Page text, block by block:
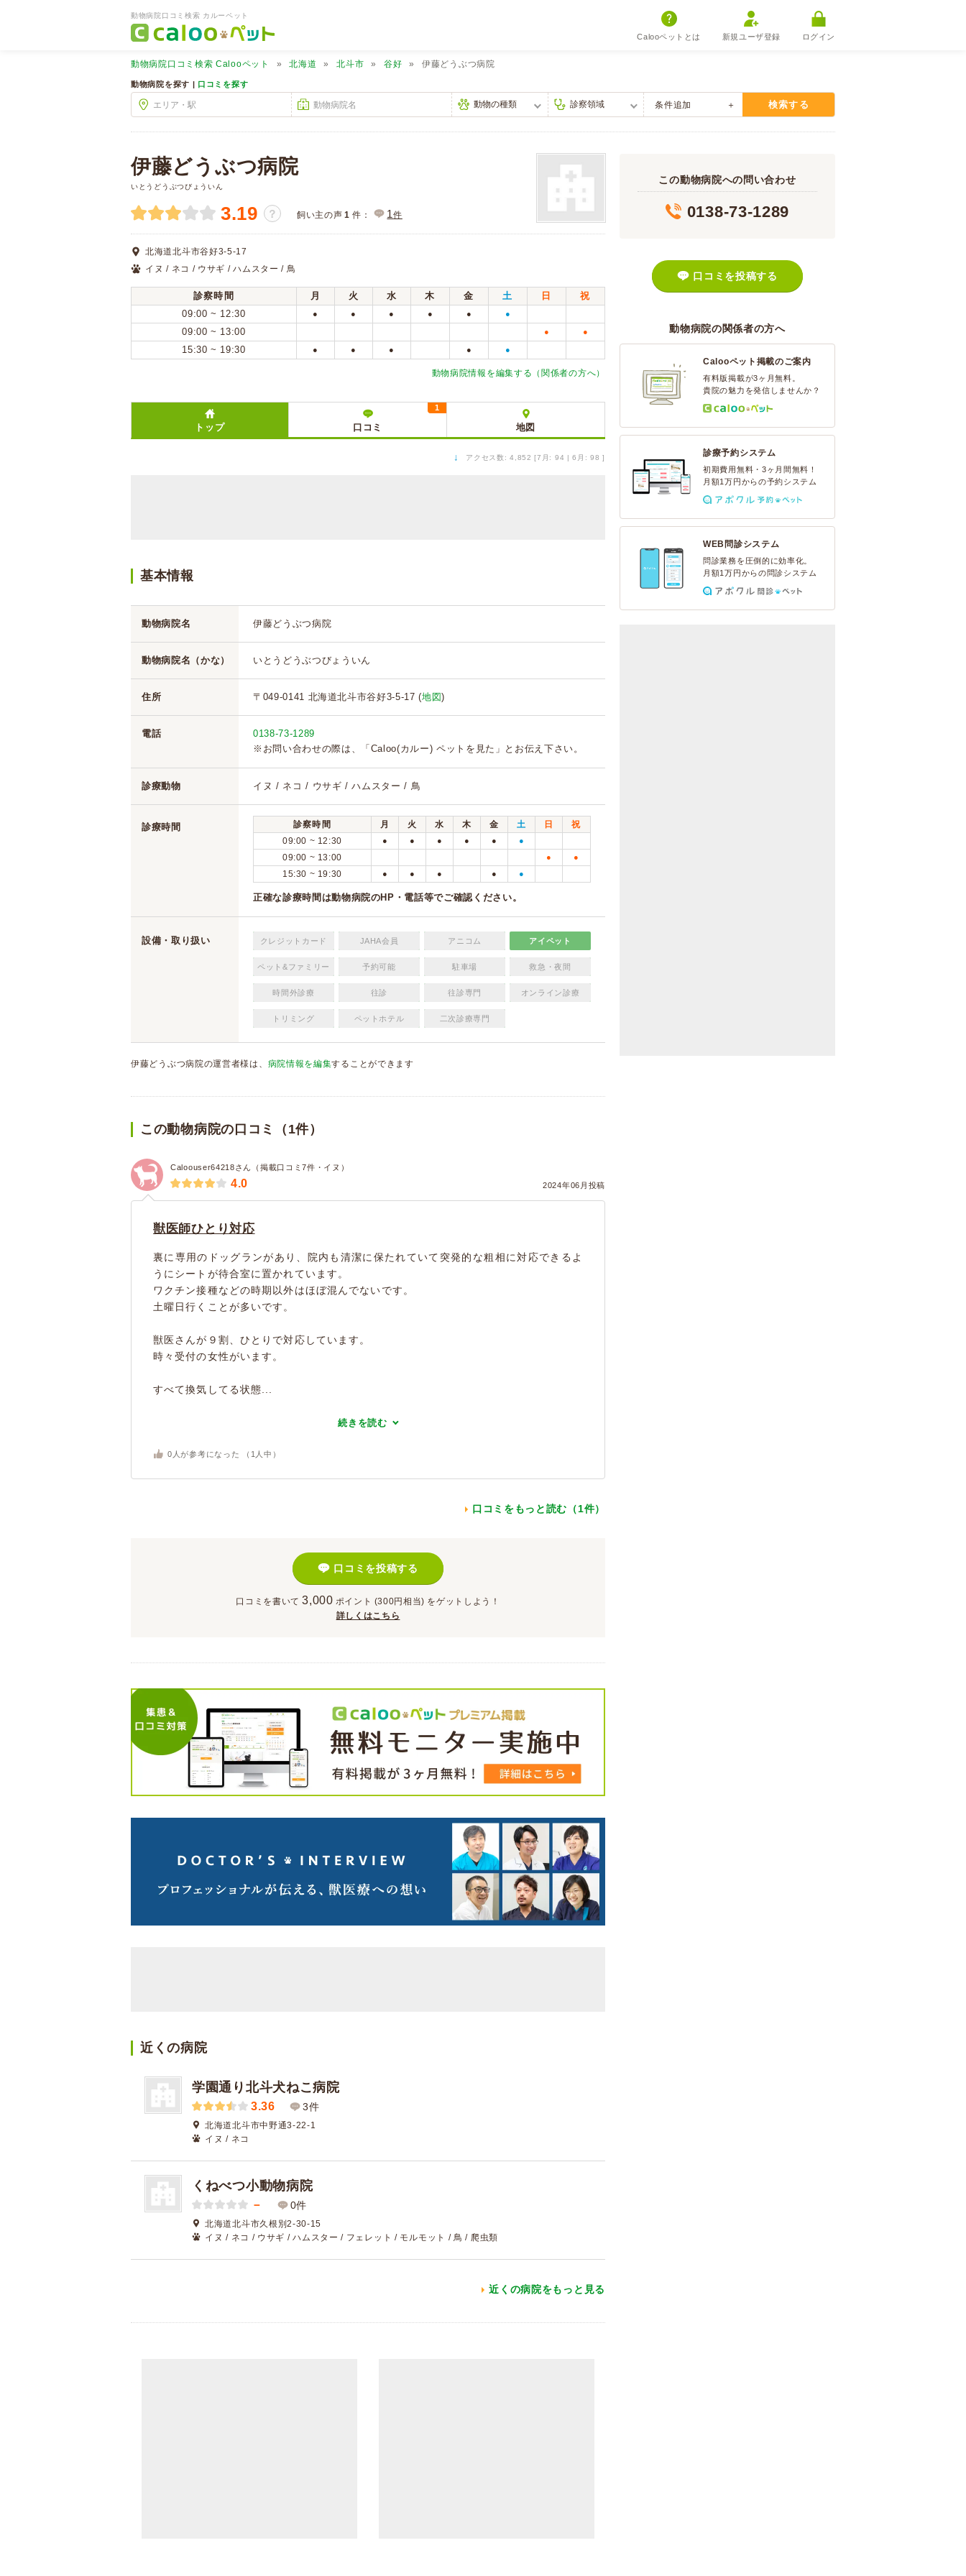
動物病院口コミ検索 カルーペット
Calooペットとは 新規ユーザ登録 ログイン
動物病院口コミ検索 Calooペット 北海道 北斗市 谷好 伊藤どうぶつ病院
動物病院を探す | 口コミを探す
条件追加 検索する
伊藤どうぶつ病院
いとうどうぶつびょういん
3.19 ？ 飼い主の声 1 件： 1件
北海道北斗市谷好3-5-17
イヌ / ネコ / ウサギ / ハムスター / 鳥
診察時間 月 火 水 木 金 土 日
祝
09:00 ~ 12:30
● ● ● ● ● ●
09:00 ~ 13:00 ● ●
15:30 ~ 19:30 ● ● ● ● ●
動物病院情報を編集する（関係者の方へ）
トップ 口コミ
1
地図
↓ アクセス数: 4,852 [7月: 94 | 6月: 98 ]
基本情報
動物病院名 伊藤どうぶつ病院
動物病院名（かな） いとうどうぶつびょういん
住所 〒049-0141 北海道北斗市谷好3-5-17 (地図)
電話
0138-73-1289
※お問い合わせの際は、「Caloo(カルー) ペットを見た」とお伝え下さい。
診療動物 イヌ / ネコ / ウサギ / ハムスター / 鳥
診療時間 診察時間 月 火 水 木 金 土 日
祝
09:00 ~ 12:30
● ● ● ● ● ●
09:00 ~ 13:00 ● ●
15:30 ~ 19:30 ● ● ● ● ●
正確な診療時間は動物病院のHP・電話等でご確認ください。
設備・取り扱い クレジットカード JAHA会員 アニコム アイペット
ペット&ファミリー 予約可能 駐車場 救急・夜間
時間外診療 往診 往診専門 オンライン診療
トリミング ペットホテル 二次診療専門
伊藤どうぶつ病院の運営者様は、 病院情報を編集することができます
この動物病院の口コミ（1件）
Caloouser64218さん（掲載口コミ7件・イヌ）
2024年06月投稿
4.0
獣医師ひとり対応
裏に専用のドッグランがあり、院内も清潔に保たれていて突発的な粗相に対応できるよ
うにシートが待合室に置かれています。
ワクチン接種などの時期以外はほぼ混んでないです。
土曜日行くことが多いです。
獣医さんが９割、ひとりで対応しています。
時々受付の女性がいます。
すべて換気してる状態...
続きを読む
0 人が参考になった （ 1 人中）
口コミをもっと読む（1件）
口コミを投稿する
口コミを書いて 3,000 ポイント (300円相当) をゲットしよう！
詳しくはこちら
近くの病院
学園通り北斗犬ねこ病院
3.36 3件
北海道北斗市中野通3-22-1
イヌ / ネコ
くねべつ小動物病院
－ 0件
北海道北斗市久根別2-30-15
イヌ / ネコ / ウサギ / ハムスター / フェレット / モルモット / 鳥 / 爬虫類
近くの病院をもっと見る
この動物病院への問い合わせ
0138-73-1289
口コミを投稿する
動物病院の関係者の方へ
Calooペット掲載のご案内
有料版掲載が3ヶ月無料。
貴院の魅力を発信しませんか？
診療予約システム
初期費用無料・3ヶ月間無料！
月額1万円からの予約システム
WEB問診システム
問診業務を圧倒的に効率化。
月額1万円からの問診システム